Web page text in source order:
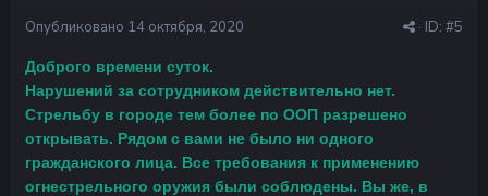
· ID: #5
Опубликовано 14 октября, 2020
Доброго времени суток.
Нарушений за сотрудником действительно нет.
Стрельбу в городе тем более по ООП разрешено
открывать. Рядом с вами не было ни одного
гражданского лица. Все требования к применению
огнестрельного оружия были соблюдены. Вы же, в